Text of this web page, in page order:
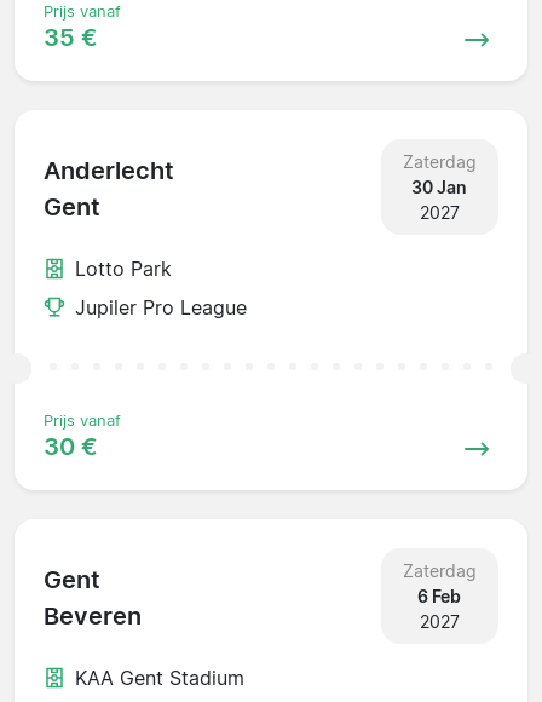
Prijs vanaf
35 €
Anderlecht
Gent
Zaterdag
30 Jan
2027
Lotto Park
Jupiler Pro League
Prijs vanaf
30 €
Gent
Beveren
Zaterdag
6 Feb
2027
KAA Gent Stadium